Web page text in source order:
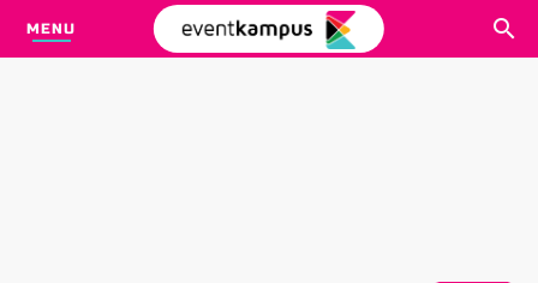
MENU